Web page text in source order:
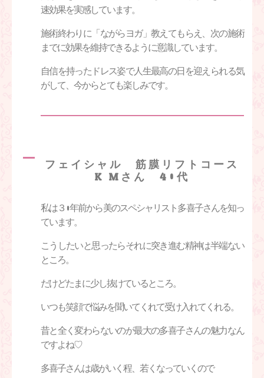
速効果を実感しています。
施術終わりに「ながらヨガ」教えてもらえ、次の施術
までに効果を維持できるように意識しています。
自信を持ったドレス姿で人生最高の日を迎えられる気
がして、今からとても楽しみです。
フェイシャル 筋膜リフトコース
K.Mさん 40代
私は３0年前から美のスペシャリスト多喜子さんを知っ
ています。
こうしたいと思ったらそれに突き進む精神は半端ない
ところ。
だけどたまに少し抜けているところ。
いつも笑顔で悩みを聞いてくれて受け入れてくれる。
昔と全く変わらないのが最大の多喜子さんの魅力なん
ですよね♡
多喜子さんは歳がいく程、若くなっていくので